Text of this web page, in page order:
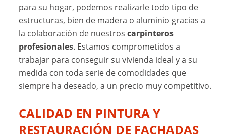
para su hogar, podemos realizarle todo tipo de
estructuras, bien de madera o aluminio gracias a
la colaboración de nuestroscarpinteros
profesionales. Estamos comprometidos a
trabajar para conseguir su vivienda ideal y a su
medida con toda serie de comodidades que
siempre ha deseado, a un precio muy competitivo.
CALIDAD EN PINTURA Y
RESTAURACIÓN DE FACHADAS